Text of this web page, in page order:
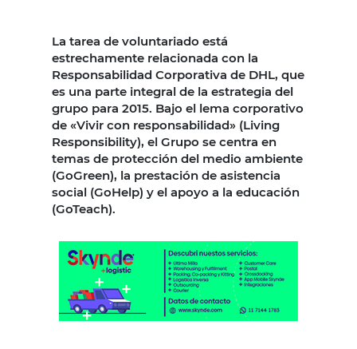
La tarea de voluntariado está
estrechamente relacionada con la
Responsabilidad Corporativa de DHL, que
es una parte integral de la estrategia del
grupo para 2015. Bajo el lema corporativo
de «Vivir con responsabilidad» (Living
Responsibility), el Grupo se centra en
temas de protección del medio ambiente
(GoGreen), la prestación de asistencia
social (GoHelp) y el apoyo a la educación
(GoTeach).